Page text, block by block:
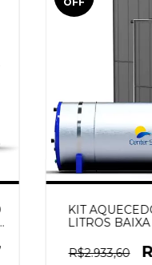
KIT
LITROS
R$2.933,60